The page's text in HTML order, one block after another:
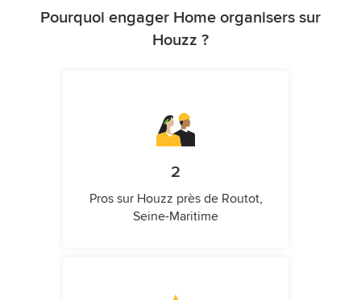
Pourquoi engager Home organisers sur
Houzz ?
2
Pros sur Houzz près de Routot,
Seine-Maritime